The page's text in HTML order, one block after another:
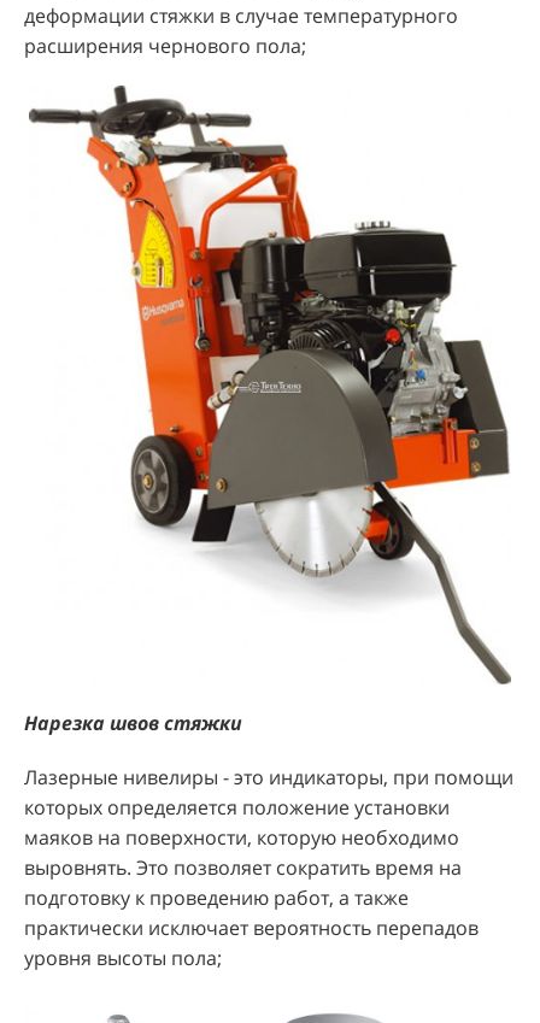
деформации стяжки в случае температурного
расширения чернового пола;
Нарезка швов стяжки
Лазерные нивелиры - это индикаторы, при помощи
которых определяется положение установки
маяков на поверхности, которую необходимо
выровнять. Это позволяет сократить время на
подготовку к проведению работ, а также
практически исключает вероятность перепадов
уровня высоты пола;